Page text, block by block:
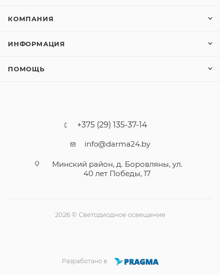
КОМПАНИЯ
ИНФОРМАЦИЯ
ПОМОЩЬ
+375 (29) 135-37-14
info@darma24.by
Минский район, д. Боровляны, ул.
40 лет Победы, 17
2026 © Светодиодное освещение
Разработано в